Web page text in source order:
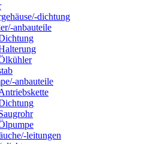
dichtung
anbauteile
anbauteile
leitungen